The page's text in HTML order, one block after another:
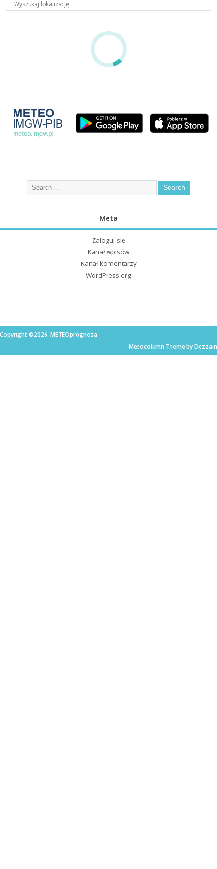
Meta
Zaloguj się
Kanał wpisów
Kanał komentarzy
WordPress.org
Copyright ©2026. METEOprognoza
Mesocolumn Theme by Dezzain